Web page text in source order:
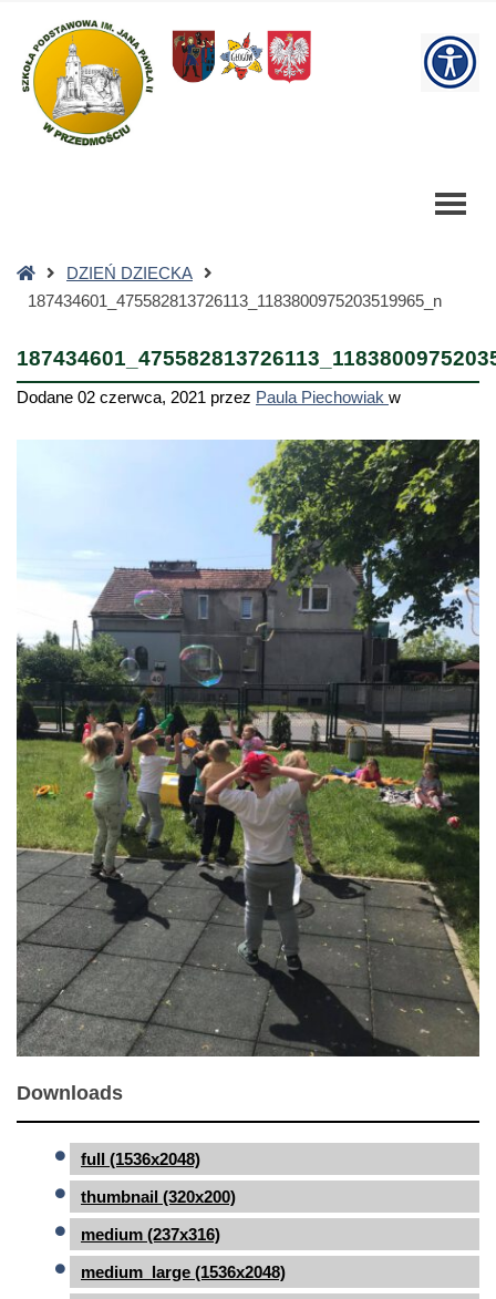
Szkoła
Podstawowa
Strona
główna
DZIEŃ DZIECKA
187434601_475582813726113_1183800975203519965_n
Dodane 02 czerwca, 2021 przez Paula Piechowiak w
Downloads
full (1536x2048)
thumbnail (320x200)
medium (237x316)
medium_large (1536x2048)